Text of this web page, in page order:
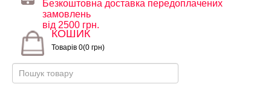
Безкоштовна доставка передоплачених
замовлень
від 2500 грн.
КОШИК
Товарів 0(0 грн)